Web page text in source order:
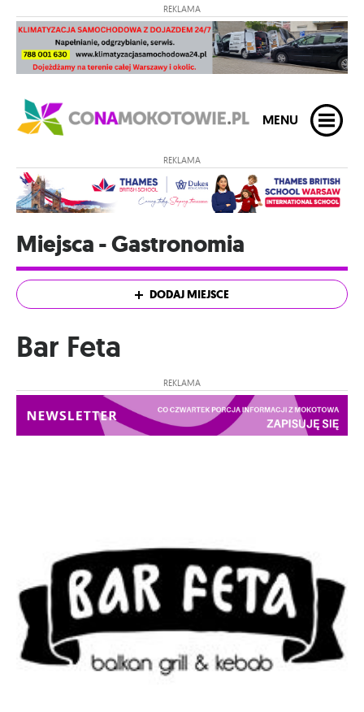
REKLAMA
MENU
REKLAMA
Miejsca - Gastronomia
DODAJ MIEJSCE
Bar Feta
REKLAMA